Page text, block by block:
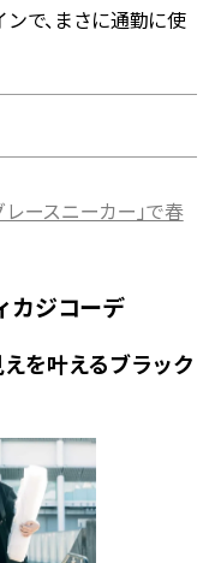
で、まさに通勤に使
レースニーカー」で春
カジコーデ
を叶えるブラック